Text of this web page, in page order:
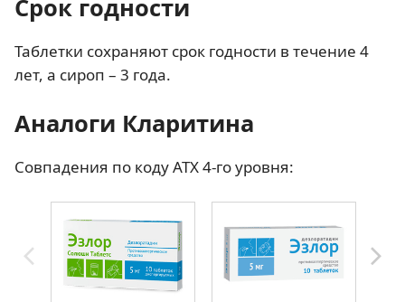
Срок годности
Таблетки сохраняют срок годности в течение 4
лет, а сироп – 3 года.
Аналоги Кларитина
Совпадения по коду АТХ 4-го уровня: